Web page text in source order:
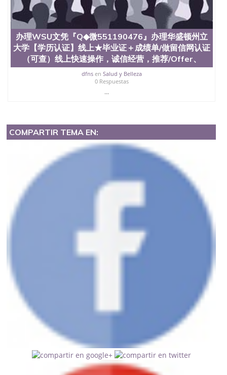
办理WSU文凭『Q◆微551190476』办理华盛顿州立
大学【学历认证】线上★毕业证＋成绩单/做留信网认证
（可查）线上快速操作，诚信经营，推荐/Offer、
dfnsen Salud y Belleza
0 Respuestas
...
COMPARTIR TEMA EN: